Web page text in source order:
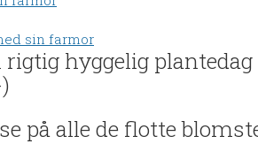
rigtig hyggelig
på alle de flotte